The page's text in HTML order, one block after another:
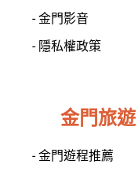
- 金門影音
- 隱私權政策
金門旅遊
- 金門遊程推薦